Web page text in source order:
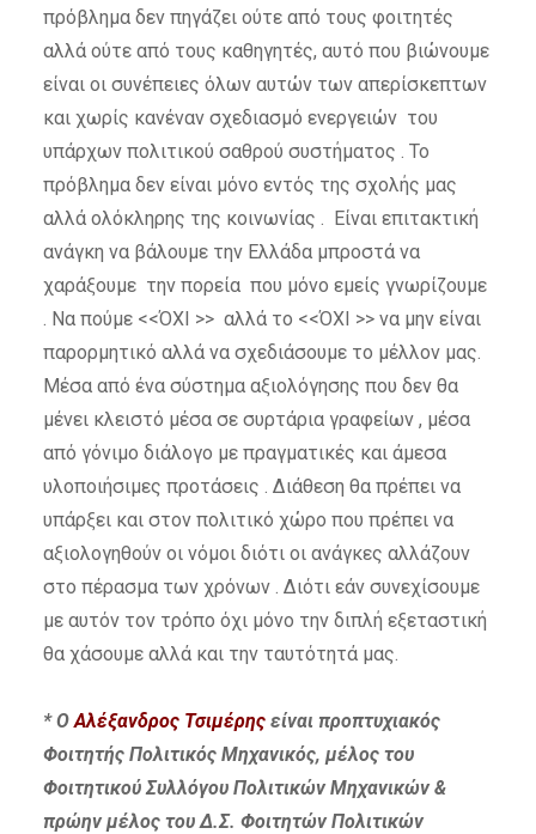
πρόβλημα δεν πηγάζει ούτε από τους φοιτητές
αλλά ούτε από τους καθηγητές, αυτό που βιώνουμε
είναι οι συνέπειες όλων αυτών των απερίσκεπτων
και χωρίς κανέναν σχεδιασμό ενεργειών του
υπάρχων πολιτικού σαθρού συστήματος . Το
πρόβλημα δεν είναι μόνο εντός της σχολής μας
αλλά ολόκληρης της κοινωνίας . Είναι επιτακτική
ανάγκη να βάλουμε την Ελλάδα μπροστά να
χαράξουμε την πορεία που μόνο εμείς γνωρίζουμε
. Να πούμε <<ΌΧΙ >> αλλά το <<ΌΧΙ >> να μην είναι
παρορμητικό αλλά να σχεδιάσουμε το μέλλον μας.
Μέσα από ένα σύστημα αξιολόγησης που δεν θα
μένει κλειστό μέσα σε συρτάρια γραφείων , μέσα
από γόνιμο διάλογο με πραγματικές και άμεσα
υλοποιήσιμες προτάσεις . Διάθεση θα πρέπει να
υπάρξει και στον πολιτικό χώρο που πρέπει να
αξιολογηθούν οι νόμοι διότι οι ανάγκες αλλάζουν
στο πέρασμα των χρόνων . Διότι εάν συνεχίσουμε
με αυτόν τον τρόπο όχι μόνο την διπλή εξεταστική
θα χάσουμε αλλά και την ταυτότητά μας.
* ΟΑλέξανδρος Τσιμέρηςείναι προπτυχιακός
Φοιτητής Πολιτικός Μηχανικός, μέλος του
Φοιτητικού Συλλόγου Πολιτικών Μηχανικών &
πρώην μέλος του Δ.Σ. Φοιτητών Πολιτικών